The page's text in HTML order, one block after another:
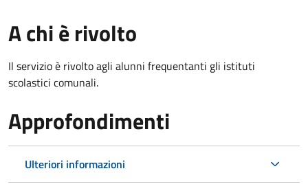
A chi è rivolto
Il servizio è rivolto agli alunni frequentanti gli istituti
scolastici comunali.
Approfondimenti
Ulteriori informazioni